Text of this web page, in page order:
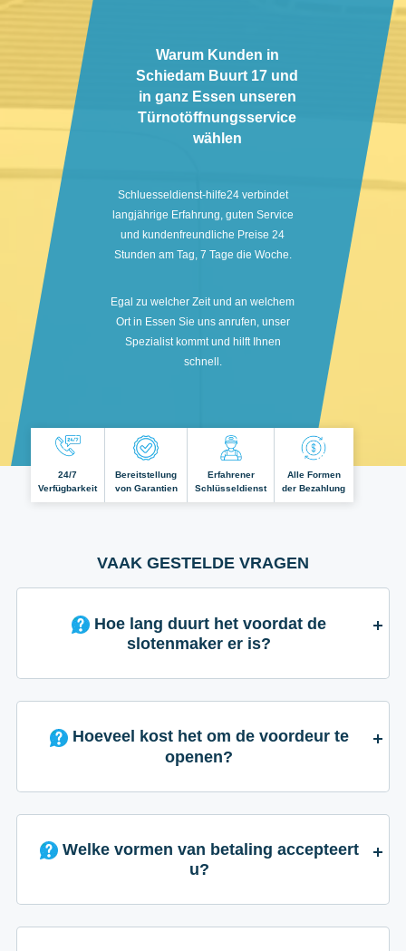
Warum Kunden in
Schiedam Buurt 17 und
in ganz Essen unseren
Türnotöffnungsservice
wählen
Schluesseldienst-hilfe24 verbindet
langjährige Erfahrung, guten Service
und kundenfreundliche Preise 24
Stunden am Tag, 7 Tage die Woche.
Egal zu welcher Zeit und an welchem
Ort in Essen Sie uns anrufen, unser
Spezialist kommt und hilft Ihnen
schnell.
24/7
Verfügbarkeit
Bereitstellung
von Garantien
Erfahrener
Schlüsseldienst
Alle Formen
der Bezahlung
VAAK GESTELDE VRAGEN
slotenmaker er is?
Hoeveel kost het om de voordeur te
openen?
Welke vormen van betaling accepteert
u?